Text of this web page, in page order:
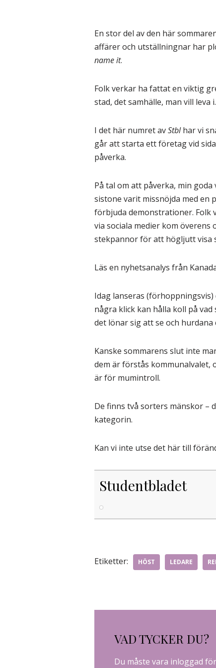
En stor del av den här
affärer och utställningnar har
name it.
Folk verkar ha fattat en viktig
stad, det samhälle, man vill leva i.
I det här numret avStblhar vi
går att starta ett företag vid
påverka.
På tal om att påverka, min
sistone varit missnöjda med
förbjuda demonstrationer. Folk
via sociala medier kom
stekpannor för att högljutt visa
Läs en nyhetsanalys från
Idag lanseras
några klick kan hålla koll på
det lönar sig att se och
Kanske sommarens slut inte
dem är förstås kommunalvalet,
är för mumintroll.
De finns två sorters mänskor –
kategorin.
Kan vi inte utse det här till
Studentbladet
Etiketter: HÖST LEDARE
VAD TYCKER DU?
Du måste vara inloggad